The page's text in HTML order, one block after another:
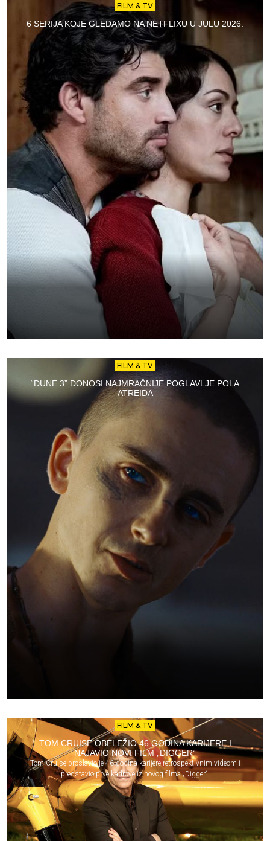
FILM & TV
6 SERIJA KOJE GLEDAMO NA NETFLIXU U JULU 2026.
FILM & TV
“DUNE 3” DONOSI NAJMRAČNIJE POGLAVLJE POLA
ATREIDA
FILM & TV
TOM CRUISE OBELEŽIO 46 GODINA KARIJERE I
NAJAVIO NOVI FILM „DIGGER“
Tom Cruise proslavio je 46 godina karijere retrospektivnim videom i
predstavio prve kadrove iz novog filma „Digger“.